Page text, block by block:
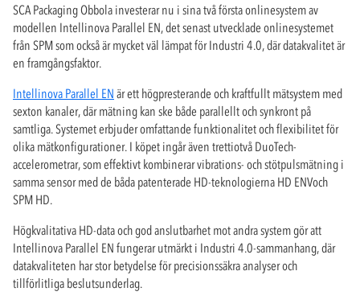
SCA Packaging Obbola investerar nu i sina två första onlinesystem av
modellen Intellinova Parallel EN, det senast utvecklade onlinesystemet
från SPM som också är mycket väl lämpat för Industri 4.0, där datakvalitet är
en framgångsfaktor.
Intellinova Parallel EN är ett högpresterande och kraftfullt mätsystem med
sexton kanaler, där mätning kan ske både parallellt och synkront på
samtliga. Systemet erbjuder omfattande funktionalitet och flexibilitet för
olika mätkonfigurationer. I köpet ingår även trettiotvå DuoTech-
accelerometrar, som effektivt kombinerar vibrations- och stötpulsmätning i
samma sensor med de båda patenterade HD-teknologierna HD ENVoch
SPM HD.
Högkvalitativa HD-data och god anslutbarhet mot andra system gör att
Intellinova Parallel EN fungerar utmärkt i Industri 4.0-sammanhang, där
datakvaliteten har stor betydelse för precisionssäkra analyser och
tillförlitliga beslutsunderlag.